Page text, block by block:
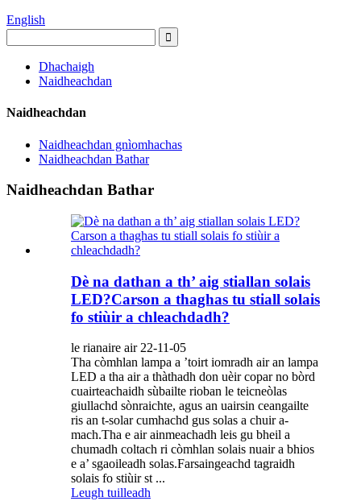
English
Dhachaigh
Naidheachdan
Naidheachdan
Naidheachdan gnìomhachas
Naidheachdan Bathar
Naidheachdan Bathar
Dè na dathan a th’ aig stiallan solais
LED?Carson a thaghas tu stiall solais
fo stiùir a chleachdadh?
le rianaire air 22-11-05
Tha còmhlan lampa a ’toirt iomradh air an lampa
LED a tha air a thàthadh don uèir copar no bòrd
cuairteachaidh sùbailte rioban le teicneòlas
giullachd sònraichte, agus an uairsin ceangailte
ris an t-solar cumhachd gus solas a chuir a-
mach.Tha e air ainmeachadh leis gu bheil a
chumadh coltach ri còmhlan solais nuair a bhios
e a’ sgaoileadh solas.Farsaingeachd tagraidh
solais fo stiùir st ...
Leugh tuilleadh